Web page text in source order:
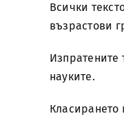
Всички
възрастови
Изпратените
науките.